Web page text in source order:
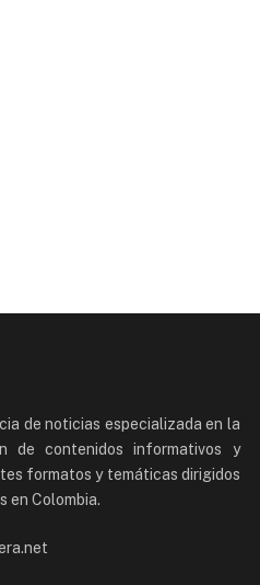
de noticias especializada en la
de contenidos informativos y
formatos y temáticas dirigidos
en Colombia.